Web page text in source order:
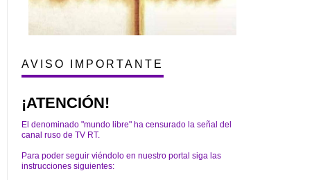
AVISO IMPORTANTE
¡ATENCIÓN!
El denominado "mundo libre" ha censurado la señal del
canal ruso de TV RT.
Para poder seguir viéndolo en nuestro portal siga las
instrucciones siguientes: